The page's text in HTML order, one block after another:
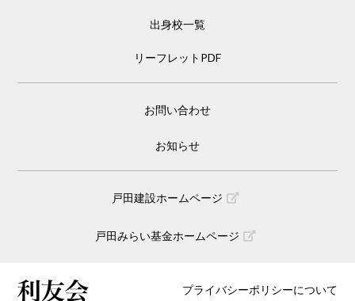
出身校一覧
リーフレットPDF
お問い合わせ
お知らせ
戸田建設ホームページ
戸田みらい基金ホームページ
プライバシーポリシーについて